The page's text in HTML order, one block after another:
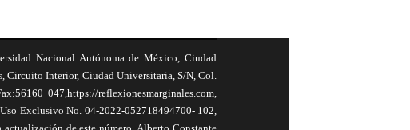
Nacional Autónoma de México, Ciudad
Circuito Interior, Ciudad Universitaria, S/N, Col.
047,https://reflexionesmarginales.com,
Exclusivo No. 04-2022-052718494700- 102,